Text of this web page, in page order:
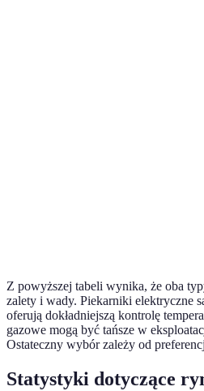
Z powyższej tabeli wynika, że oba
zalety i wady. Piekarniki elektryczne
oferują dokładniejszą kontrolę
gazowe mogą być tańsze w
Ostateczny wybór zależy od
Statystyki dotyczące